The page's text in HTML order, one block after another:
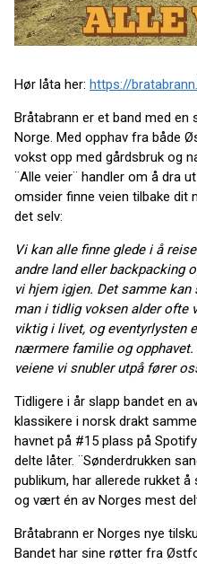
Hør låta her: https://
Bråtabrann er et band med en
Norge. Med opphav fra både
vokst opp med gårdsbruk og
¨Alle veier¨ handler om å dra
omsider finne veien tilbake dit
det selv:
Vi kan alle finne glede i å
andre land eller backpacking
vi hjem igjen. Det samme
man i tidlig voksen alder ofte
viktig i livet, og eventyrlysten
nærmere familie og opphavet.
veiene vi snubler utpå fører
Tidligere i år slapp bandet en
klassikere i norsk drakt
havnet på #15 plass på
delte låter. ¨Sønderdrukken
publikum, har allerede rukket
og vært én av Norges mest
Bråtabrann er Norges nye
Bandet har sine røtter fra